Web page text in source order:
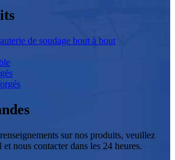
de soudage bout à bout
sur nos produits, veuillez
nous contacter dans les 24 heures.